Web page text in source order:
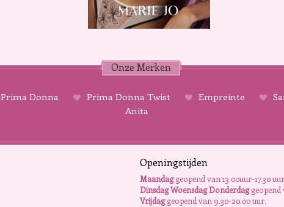
Onze Merken
Prima Donna Prima Donna Twist Empreinte
Anita
Openingstijden
Maandaggeopend van 13.00uur-17.30
Dinsdag Woensdag Donderdaggeopend
Vrijdaggeopend van 9.30-20.00 uur.